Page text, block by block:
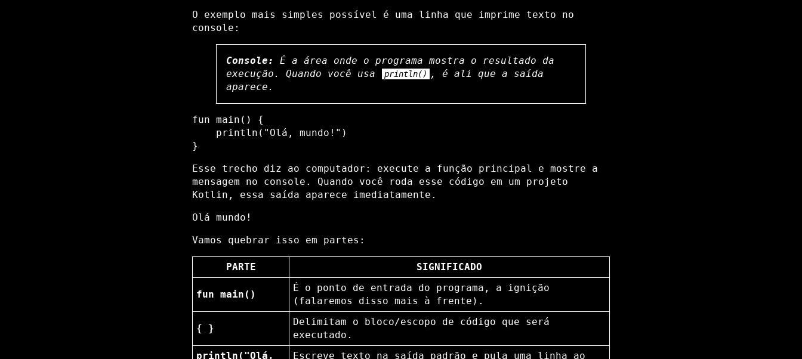
O exemplo mais simples possível é uma linha que imprime texto no
console:
Console:
É a área onde o programa mostra o resultado da
execução. Quando você usa
println()
, é ali que a saída
aparece.
fun main() {
    println("Olá, mundo!")
Esse trecho diz ao computador: execute a função principal e mostre a
mensagem no console. Quando você roda esse código em um projeto
Kotlin, essa saída aparece imediatamente.
Vamos quebrar isso em partes:
PARTE SIGNIFICADO
fun main()
É o ponto de entrada do programa, a ignição
(falaremos disso mais à frente).
{ }
Delimitam o bloco/escopo de código que será
executado.
println("Olá,
Escreve texto na saída padrão e pula uma linha ao